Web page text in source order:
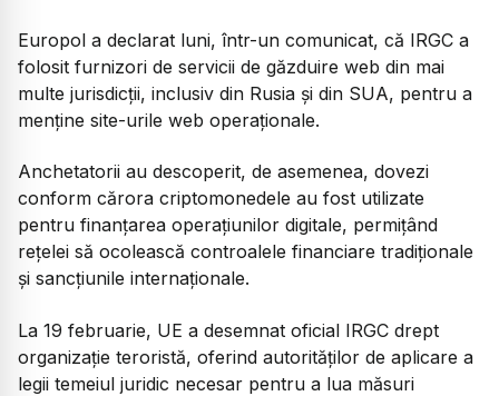
Europol a declarat luni, într-un comunicat, că IRGC a
folosit furnizori de servicii de găzduire web din mai
multe jurisdicții, inclusiv din Rusia și din SUA, pentru a
menține site-urile web operaționale.
Anchetatorii au descoperit, de asemenea, dovezi
conform cărora criptomonedele au fost utilizate
pentru finanțarea operațiunilor digitale, permițând
rețelei să ocolească controalele financiare tradiționale
și sancțiunile internaționale.
La 19 februarie, UE a desemnat oficial IRGC drept
organizație teroristă, oferind autorităților de aplicare a
legii temeiul juridic necesar pentru a lua măsuri